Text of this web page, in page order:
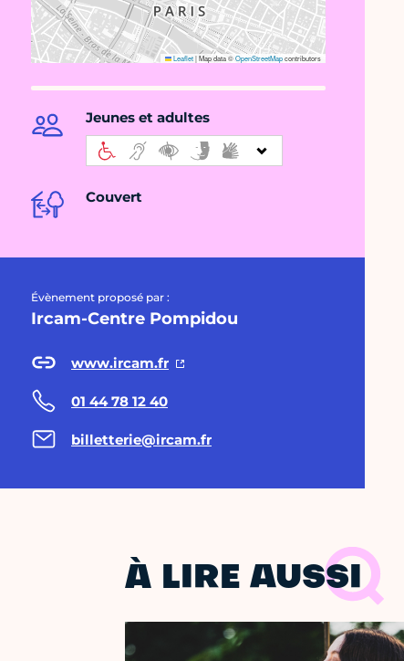
Leaflet|Map data ©OpenStreetMapcontributors
Jeunes et adultes
Couvert
Évènement proposé par :
Ircam-Centre Pompidou
www.ircam.fr
01 44 78 12 40
billetterie@ircam.fr
À LIRE AUSSI